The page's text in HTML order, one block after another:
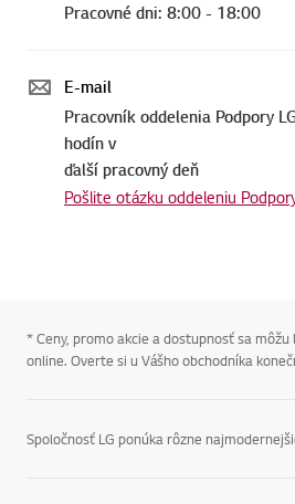
Pracovné dni: 8:00 - 18:00
E-mail
Pracovník oddelenia Podpory
hodín v
ďalší pracovný deň
Pošlite otázku oddeleniu
* Ceny, promo akcie a dostupnosť sa
online. Overte si u Vášho obchodníka